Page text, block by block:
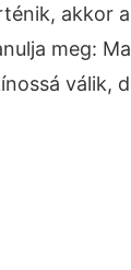
akkor
meg:
válik,